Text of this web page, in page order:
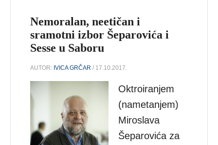
Nemoralan, neetičan i
sramotni izbor Šeparovića i
Sesse u Saboru
AUTOR: IVICA GRČAR / 17.10.2017.
Oktroiranjem
(nametanjem)
Miroslava
Šeparovića za